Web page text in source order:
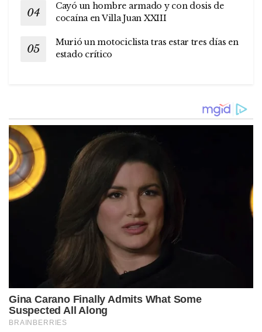
Cayó un hombre armado y con dosis de
cocaína en Villa Juan XXIII
Murió un motociclista tras estar tres días en
estado crítico